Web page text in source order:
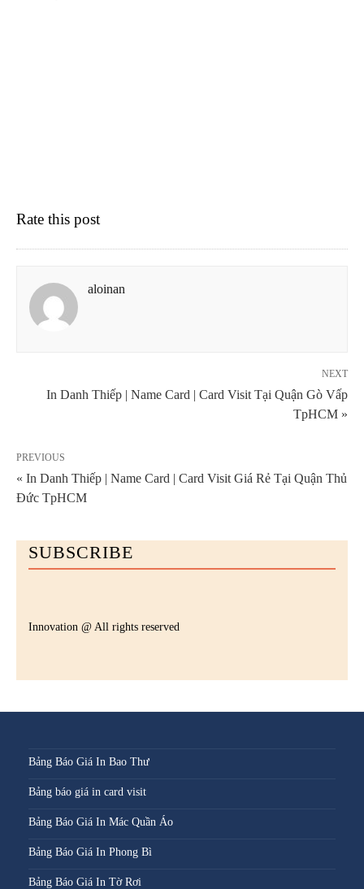
Rate this post
aloinan
NEXT
In Danh Thiếp | Name Card | Card Visit Tại Quận Gò Vấp
TpHCM »
PREVIOUS
« In Danh Thiếp | Name Card | Card Visit Giá Rẻ Tại Quận Thủ
Đức TpHCM
SUBSCRIBE
Innovation @ All rights reserved
Bảng Báo Giá In Bao Thư
Bảng báo giá in card visit
Bảng Báo Giá In Mác Quần Áo
Bảng Báo Giá In Phong Bì
Bảng Báo Giá In Tờ Rơi